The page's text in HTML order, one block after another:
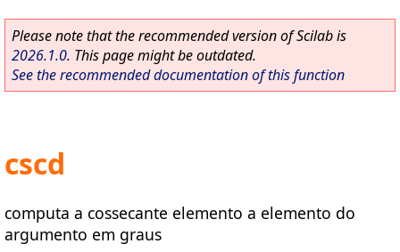
Please note that the recommended version of Scilab is
2026.1.0. This page might be outdated.
See the recommended documentation of this function
cscd
computa a cossecante elemento a elemento do
argumento em graus